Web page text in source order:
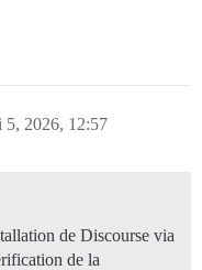
5, 2026, 12:57
de Discourse via
de la